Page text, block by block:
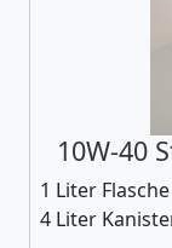
10W-40
1 Liter Flasche
4 Liter